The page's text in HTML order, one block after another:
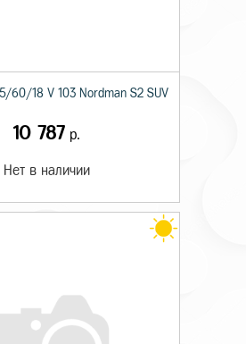
60/18 V 103 Nordman S2 SUV
10 787 р.
Нет в наличии